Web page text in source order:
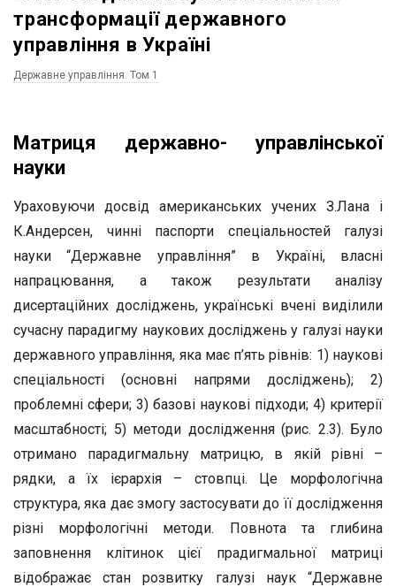
трансформації державного
управління в Україні
Державне управління. Том 1
Матриця державно- управлінської
науки
Ураховуючи досвід американських учених З.Лана і
К.Андерсен, чинні паспорти спеціальностей галузі
науки “Державне управління” в Україні, власні
напрацювання, а також результати аналізу
дисертаційних досліджень, українські вчені виділили
сучасну парадигму наукових досліджень у галузі науки
державного управління, яка має п’ять рівнів: 1) наукові
спеціальності (основні напрями досліджень); 2)
проблемні сфери; 3) базові наукові підходи; 4) критерії
масштабності; 5) методи дослідження (рис. 2.3). Було
отримано парадигмальну матрицю, в якій рівні –
рядки, а їх ієрархія – стовпці. Це морфологічна
структура, яка дає змогу застосувати до її дослідження
різні морфологічні методи. Повнота та глибина
заповнення клітинок цієї прадигмальної матриці
відображає стан розвитку галузі наук “Державне